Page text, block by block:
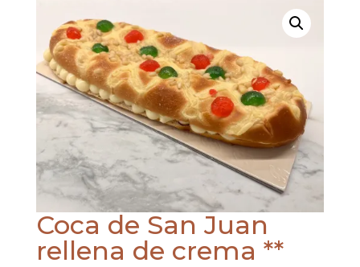
Coca de San Juan
rellena de crema **